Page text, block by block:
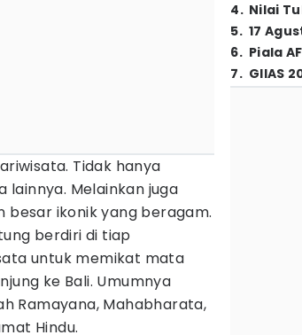
Tidak hanya
Melainkan juga
ikonik yang beragam.
berdiri di tiap
untuk memikat mata
ke Bali. Umumnya
Ramayana, Mahabharata,
Hindu.
4. Nilai
5. 17
6. Piala
7. GIIAS